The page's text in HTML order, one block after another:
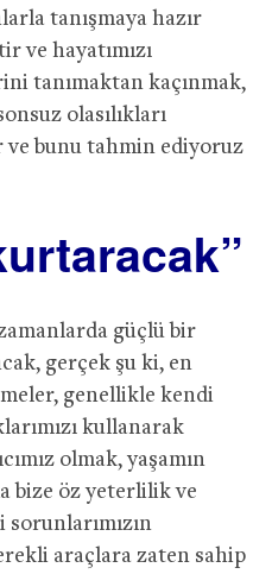
tanışmaya hazır
ve hayatımızı
tanımaktan kaçınmak,
olasılıkları
ve bunu tahmin ediyoruz
güçlü bir
gerçek şu ki, en
genellikle kendi
kullanarak
olmak, yaşamın
bize öz yeterlilik ve
araçlara zaten sahip